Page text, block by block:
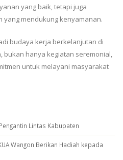
yang baik, tetapi juga
yang mendukung kenyamanan.
budaya kerja berkelanjutan di
bukan hanya kegiatan seremonial,
untuk melayani masyarakat
Lintas Kabupaten
Wangon Berikan Hadiah kepada